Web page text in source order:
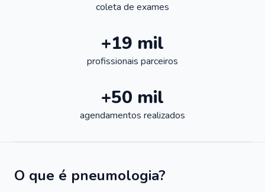
coleta de exames
+19 mil
profissionais parceiros
+50 mil
agendamentos realizados
O que é pneumologia?